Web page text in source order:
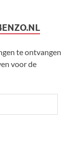
te ontvangen
voor de